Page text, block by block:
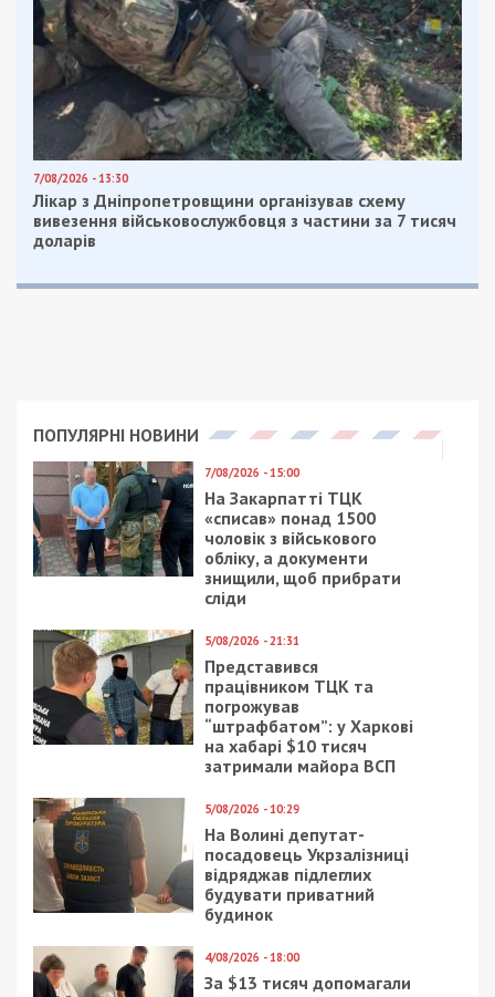
Facebook
Telegram
Twitter
WhatsApp
ViberEmail
Категории:
Рекламні блоки дають нам змогу
за останніми новинами!
Приєднатися
Читайте також
Предыдущая статья:
В Днепре родила женщина-бабочка: фото
Следующая статья:
В Днепре активисты решают судьбу
разрушенной скульптуры
СУСПІЛЬСТВО